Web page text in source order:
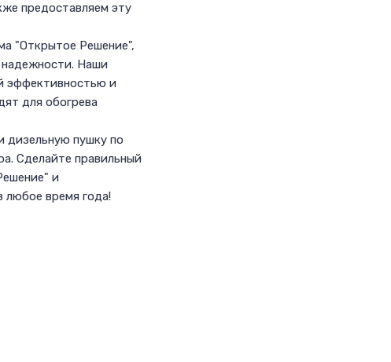
предоставляем эту
"Открытое Решение",
надежности. Наши
эффективностью и
для обогрева
дизельную пушку по
Сделайте правильный
и
любое время года!